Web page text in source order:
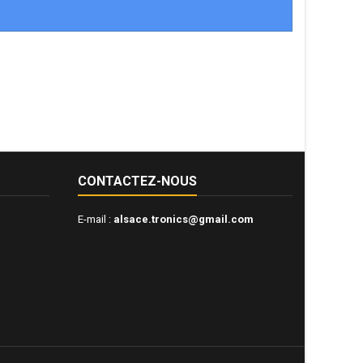
CONTACTEZ-NOUS
E-mail : alsace.tronics@gmail.com